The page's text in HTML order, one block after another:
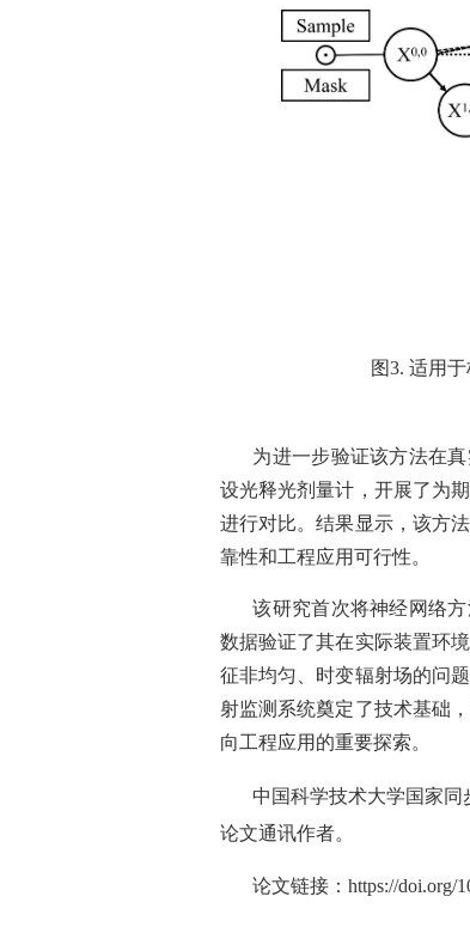
图3. 适用
为进一步验证该方法在
设光释光剂量计，开展了为
进行对比。结果显示，该方
靠性和工程应用可行性。
该研究首次将神经网络
数据验证了其在实际装置环
征非均匀、时变辐射场的问
射监测系统奠定了技术基础
向工程应用的重要探索。
中国科学技术大学国家
论文通讯作者。
论文链接：https://doi.org/